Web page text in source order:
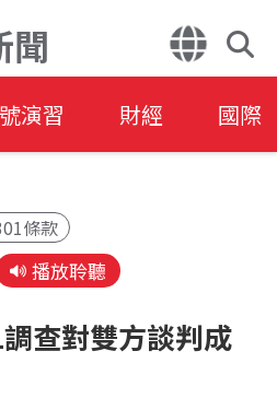
聞
演習 財經 國際
條款
播放聆聽
查對雙方談判成